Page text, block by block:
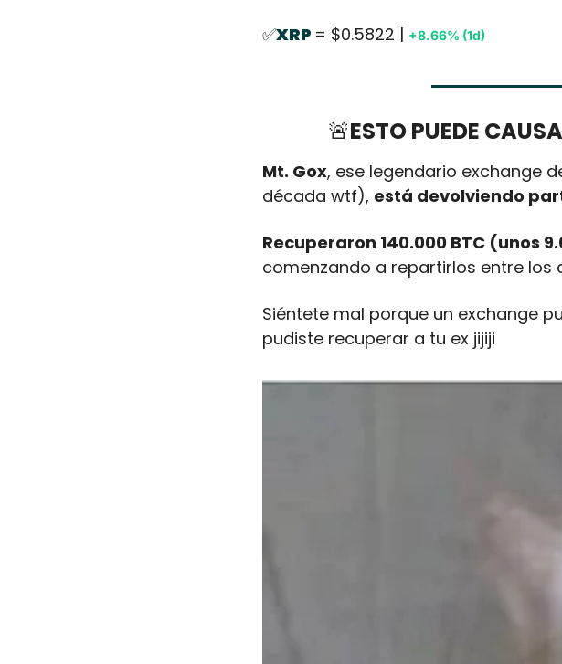
✅XRP = $0.5822 | +8.66% (1d)
🚨ESTO PUEDE
Mt. Gox, ese legendario exchange
década wtf), está devolviendo
Recuperaron 140.000 BTC (unos
comenzando a repartirlos entre los
Siéntete mal porque un exchange
pudiste recuperar a tu ex jijiji